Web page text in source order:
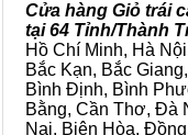
Cửa hàng Giỏ trái
tại 64 Tỉnh/Thành
Hồ Chí Minh, Hà
Bắc Kạn, Bắc
Bình Định, Bình
Bằng, Cần Thơ, Đà
Nai, Biên Hòa,